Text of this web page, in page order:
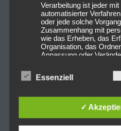
Verarbeitung ist jeder
automatisierter
oder jede solche
Zusammenhang mit
wie das Erheben, das
Organisation, das
Anpassung oder
durch Übermittlung,
Form der Bereitstellung,
oder die Vernichtung.
d) Einschränkung der
Essenziell
✓